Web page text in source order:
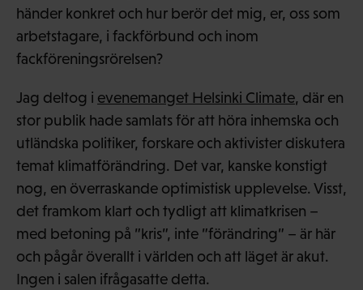
händer konkret och hur berör det mig, er, oss som
arbetstagare, i fackförbund och inom
fackföreningsrörelsen?
Jag deltog i evenemanget Helsinki Climate, där en
stor publik hade samlats för att höra inhemska och
utländska politiker, forskare och aktivister diskutera
temat klimatförändring. Det var, kanske konstigt
nog, en överraskande optimistisk upplevelse. Visst,
det framkom klart och tydligt att klimatkrisen –
med betoning på ”kris”, inte ”förändring” – är här
och pågår överallt i världen och att läget är akut.
Ingen i salen ifrågasatte detta.